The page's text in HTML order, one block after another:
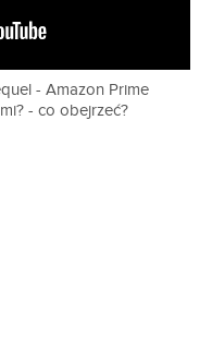
- Amazon Prime
- co obejrzeć?